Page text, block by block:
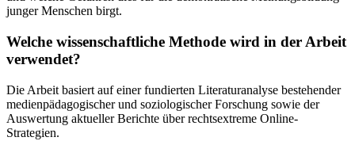
junger Menschen birgt.
Welche wissenschaftliche Methode wird in der Arbeit
verwendet?
Die Arbeit basiert auf einer fundierten Literaturanalyse bestehender
medienpädagogischer und soziologischer Forschung sowie der
Auswertung aktueller Berichte über rechtsextreme Online-
Strategien.